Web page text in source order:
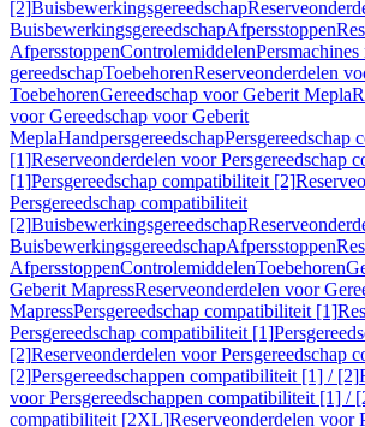
[2]Buisbewerkingsgereedschap
BuisbewerkingsgereedschapAfpersstoppen
AfpersstoppenControlemiddelenPersmachines
gereedschapToebehorenReserveonderdelen
ToebehorenGereedschap voor Geberit Mepla
voor Gereedschap voor Geberit
MeplaHandpersgereedschapPersgereedschap
[1]Reserveonderdelen voor Persgereedschap
[1]Persgereedschap compatibiliteit [2]
Persgereedschap compatibiliteit
[2]Buisbewerkingsgereedschap
BuisbewerkingsgereedschapAfpersstoppen
AfpersstoppenControlemiddelenToebehoren
Geberit MapressReserveonderdelen voor
MapressPersgereedschap compatibiliteit [1]
Persgereedschap compatibiliteit [1]
[2]Reserveonderdelen voor Persgereedschap
[2]Persgereedschappen compatibiliteit [1] / [2]
voor Persgereedschappen compatibiliteit [1] /
compatibiliteit [2XL]Reserveonderdelen voor